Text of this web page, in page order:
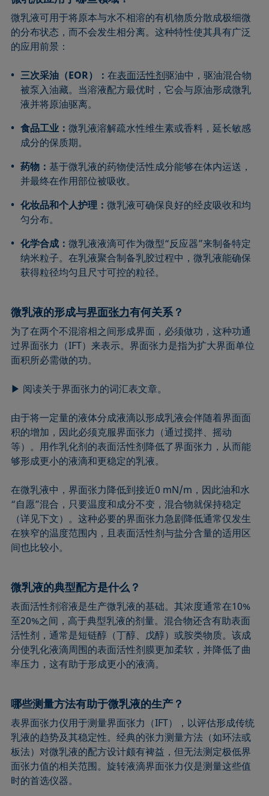
微乳液可用于将原本与水不相溶的有机物质分散成极细微
的分布状态，而不会发生相分离。这种特性使其具有广泛
的应用前景：
三次采油（EOR）：在表面活性剂驱油中，驱油混合物
被泵入油藏。当溶液配方最优时，它会与原油形成微乳
液并将原油驱离。
食品工业：微乳液溶解疏水性维生素或香料，延长敏感
成分的保质期。
药物：基于微乳液的药物使活性成分能够在体内运送，
并最终在作用部位被吸收。
化妆品和个人护理：微乳液可确保良好的经皮吸收和均
匀分布。
化学合成：微乳液液滴可作为微型“反应器”来制备特定
纳米粒子。在乳液聚合制备乳胶过程中，微乳液能确保
获得粒径均匀且尺寸可控的粒径。
微乳液的形成与界面张力有何关系？
为了在两个不混溶相之间形成界面，必须做功，这种功通
过界面张力（IFT）来表示。界面张力是指为扩大界面单位
面积所必需做的功。
▶ 阅读关于界面张力的词汇表文章。
由于将一定量的液体分成液滴以形成乳液会伴随着界面面
积的增加，因此必须克服界面张力（通过搅拌、摇动
等）。用作乳化剂的表面活性剂降低了界面张力，从而能
够形成更小的液滴和更稳定的乳液。
在微乳液中，界面张力降低到接近0 mN/m，因此油和水
“自愿”混合，只要温度和成分不变，混合物就保持稳定
（详见下文）。这种必要的界面张力急剧降低通常仅发生
在狭窄的温度范围内，且表面活性剂与盐分含量的适用区
间也比较小。
微乳液的典型配方是什么？
表面活性剂溶液是生产微乳液的基础。其浓度通常在10%
至20%之间，高于典型乳液的剂量。混合物还含有助表面
活性剂，通常是短链醇（丁醇、戊醇）或胺类物质。该成
分使乳化液滴周围的表面活性剂膜更加柔软，并降低了曲
率压力，这有助于形成更小的液滴。
哪些测量方法有助于微乳液的生产？
表界面张力仪用于测量界面张力（IFT），以评估形成传统
乳液的趋势及其稳定性。经典的张力测量方法（如环法或
板法）对微乳液的配方设计颇有裨益，但无法测定极低界
面张力值的相关范围。旋转液滴界面张力仪是测量这些值
时的首选仪器。